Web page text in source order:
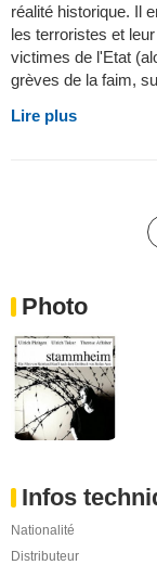
réalité historique. Il
les terroristes et
victimes de l'Etat
grèves de la faim,
Lire plus
Photo
Infos
Nationalité
Distributeur